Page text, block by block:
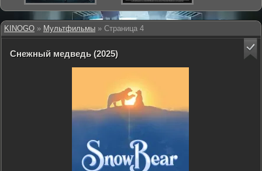
KINOGO » Мультфильмы » Страница 4
Снежный медведь (2025)